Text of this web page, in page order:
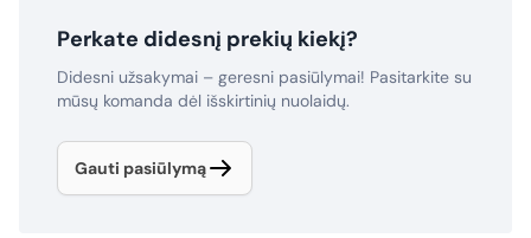
Perkate didesnį prekių kiekį?
Didesni užsakymai – geresni pasiūlymai! Pasitarkite su
mūsų komanda dėl išskirtinių nuolaidų.
Gauti pasiūlymą